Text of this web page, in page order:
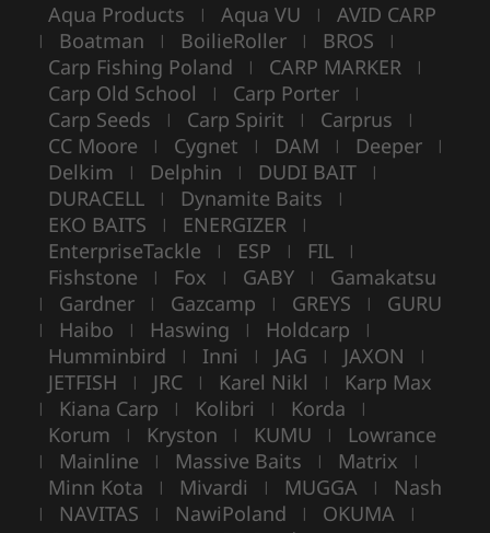
Aqua Products | Aqua VU | AVID CARP
| Boatman | BoilieRoller | BROS |
Carp Fishing Poland | CARP MARKER |
Carp Old School | Carp Porter |
Carp Seeds | Carp Spirit | Carprus |
CC Moore | Cygnet | DAM | Deeper |
Delkim | Delphin | DUDI BAIT |
DURACELL | Dynamite Baits |
EKO BAITS | ENERGIZER |
EnterpriseTackle | ESP | FIL |
Fishstone | Fox | GABY | Gamakatsu
| Gardner | Gazcamp | GREYS | GURU
| Haibo | Haswing | Holdcarp |
Humminbird | Inni | JAG | JAXON |
JETFISH | JRC | Karel Nikl | Karp Max
| Kiana Carp | Kolibri | Korda |
Korum | Kryston | KUMU | Lowrance
| Mainline | Massive Baits | Matrix |
Minn Kota | Mivardi | MUGGA | Nash
| NAVITAS | NawiPoland | OKUMA |